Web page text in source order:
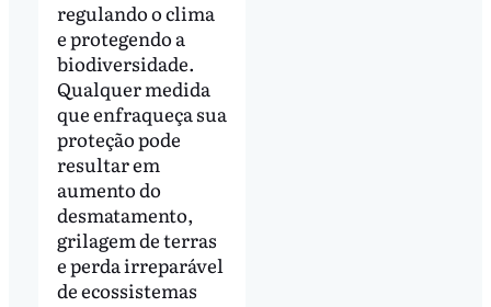
regulando o clima
e protegendo a
biodiversidade.
Qualquer medida
que enfraqueça sua
proteção pode
resultar em
aumento do
desmatamento,
grilagem de terras
e perda irreparável
de ecossistemas